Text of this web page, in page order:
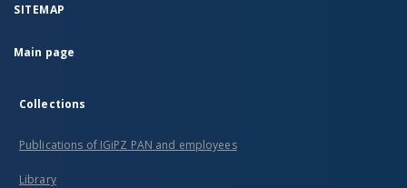
SITEMAP
Main page
Collections
Publications of IGiPZ PAN and employees
Library